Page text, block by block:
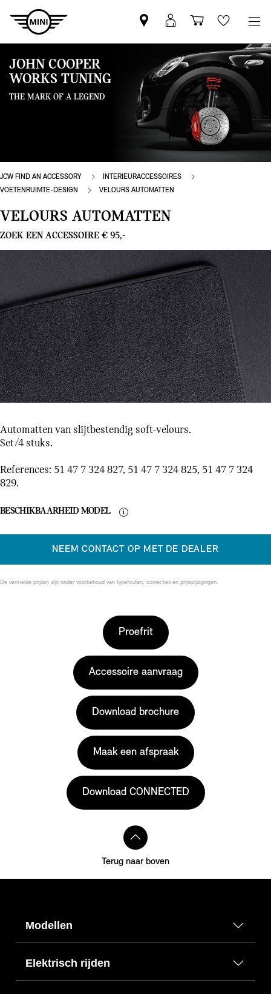
Vind
een
MINI
partner
MyMini
login
Wishlist
JOHN COOPER
WORKS TUNING
THE MARK OF A LEGEND
JCW FIND AN ACCESSORY
INTERIEURACCESSOIRES
VOETENRUIMTE-DESIGN
VELOURS AUTOMATTEN
VELOURS AUTOMATTEN
ZOEK EEN ACCESSOIRE € 95,-
Automatten van slijtbestendig soft-velours.
Set/4 stuks.
References: 51 47 7 324 827, 51 47 7 324 825, 51 47 7 324
829.
BESCHIKBAARHEID MODEL
NEEM CONTACT OP MET DE DEALER
De vermelde prijzen zijn onder voorbehoud van typefouten, correcties en prijswijzigingen.
Proefrit
Accessoire aanvraag
Download brochure
Maak een afspraak
Download CONNECTED
Terug naar boven
Modellen
Elektrisch rijden